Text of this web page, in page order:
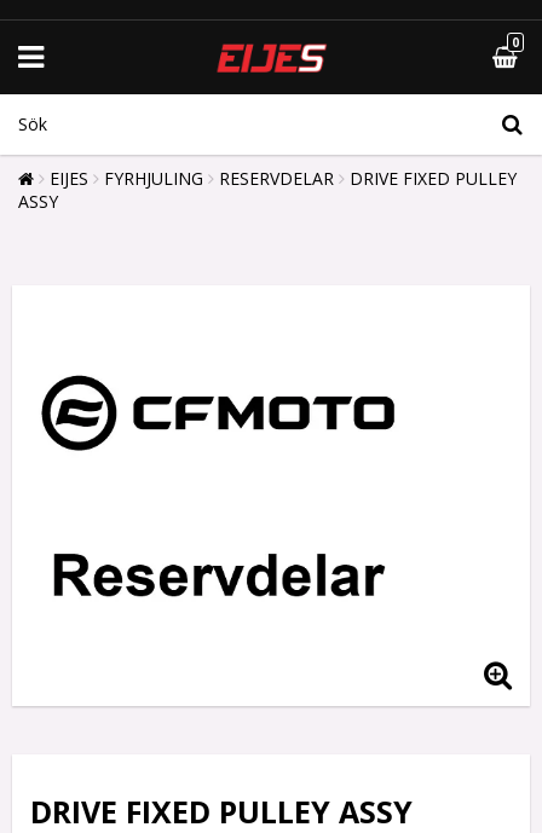
0
EIJES FYRHJULING RESERVDELAR
DRIVE FIXED PULLEY
ASSY
DRIVE FIXED PULLEY ASSY